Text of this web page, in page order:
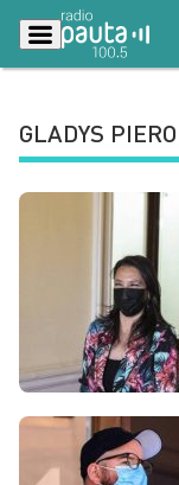
Lo Último
Ciudad
Radio en vivo
Tendencias
Dato en Pauta
GLADYS